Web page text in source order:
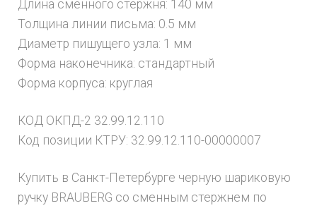
Длина сменного стержня: 140 мм
Толщина линии письма: 0.5 мм
Диаметр пишущего узла: 1 мм
Форма наконечника: стандартный
Форма корпуса: круглая
КОД ОКПД-2 32.99.12.110
Код позиции КТРУ: 32.99.12.110-00000007
Купить в Санкт-Петербурге черную шариковую
ручку BRAUBERG со сменным стержнем по